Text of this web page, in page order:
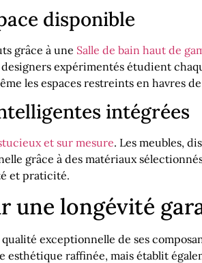
disponible
grâce à une Salle de bain haut de
expérimentés étudient
les espaces restreints en havres
intégrées
et sur mesure. Les meubles,
grâce à des matériaux
et praticité.
une longévité
exceptionnelle de ses
raffinée, mais établit